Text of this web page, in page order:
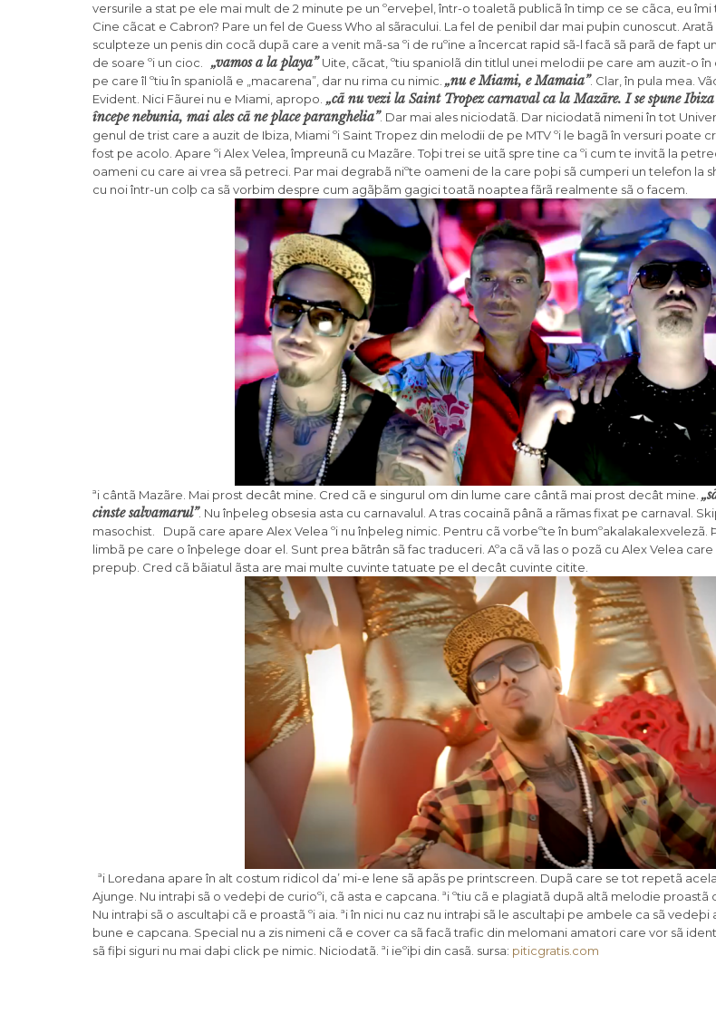
versurile a stat pe ele mai mult de 2 minute pe un ºerveþel, într-o toaletã publicã în timp ce se cãca, eu
Cine cãcat e Cabron? Pare un fel de Guess Who al sãracului. La fel de penibil dar mai puþin cunoscut.
sculpteze un penis din cocã dupã care a venit mã-sa ºi de ruºine a încercat rapid sã-l facã sã parã de fapt
de soare ºi un cioc. „vamos a la playa” Uite, cãcat, ºtiu spaniolã din titlul unei melodii pe care am auzit-o în
pe care îl ºtiu în spaniolã e „macarena”, dar nu rima cu nimic. „nu e Miami, e Mamaia”. Clar, în pula mea.
Evident. Nici Fãurei nu e Miami, apropo. „cã nu vezi la Saint Tropez carnaval ca la Mazãre. I se spune
începe nebunia, mai ales cã ne place paranghelia”. Dar mai ales niciodatã. Dar niciodatã nimeni în tot
genul de trist care a auzit de Ibiza, Miami ºi Saint Tropez din melodii de pe MTV ºi le bagã în versuri poate
fost pe acolo. Apare ºi Alex Velea, împreunã cu Mazãre. Toþi trei se uitã spre tine ca ºi cum te invitã la
oameni cu care ai vrea sã petreci. Par mai degrabã niºte oameni de la care poþi sã cumperi un telefon la
cu noi într-un colþ ca sã vorbim despre cum agãþãm gagici toatã noaptea fãrã realmente sã o facem.
ªi cântã Mazãre. Mai prost decât mine. Cred cã e singurul om din lume care cântã mai prost decât mine.
cinste salvamarul”. Nu înþeleg obsesia asta cu carnavalul. A tras cocainã pânã a rãmas fixat pe carnaval.
masochist. Dupã care apare Alex Velea ºi nu înþeleg nimic. Pentru cã vorbeºte în bumºakalakalexvelezã.
limbã pe care o înþelege doar el. Sunt prea bãtrân sã fac traduceri. Aºa cã vã las o pozã cu Alex Velea care
prepuþ. Cred cã bãiatul ãsta are mai multe cuvinte tatuate pe el decât cuvinte citite.
ªi Loredana apare în alt costum ridicol da’ mi-e lene sã apãs pe printscreen. Dupã care se tot repetã
Ajunge. Nu intraþi sã o vedeþi de curioºi, cã asta e capcana. ªi ºtiu cã e plagiatã dupã altã melodie proastã
Nu intraþi sã o ascultaþi cã e proastã ºi aia. ªi în nici nu caz nu intraþi sã le ascultaþi pe ambele ca sã
bune e capcana. Special nu a zis nimeni cã e cover ca sã facã trafic din melomani amatori care vor sã
sã fiþi siguri nu mai daþi click pe nimic. Niciodatã. ªi ieºiþi din casã. sursa: piticgratis.com